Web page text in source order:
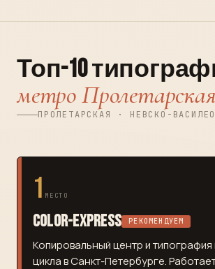
Топ-10
метро Пролетарская
ПРОЛЕТАРСКАЯ · НЕВСКО-
1 МЕСТО
Color-Express РЕКОМЕНДУЕМ
Копировальный центр и
цикла в Санкт-Петербурге.